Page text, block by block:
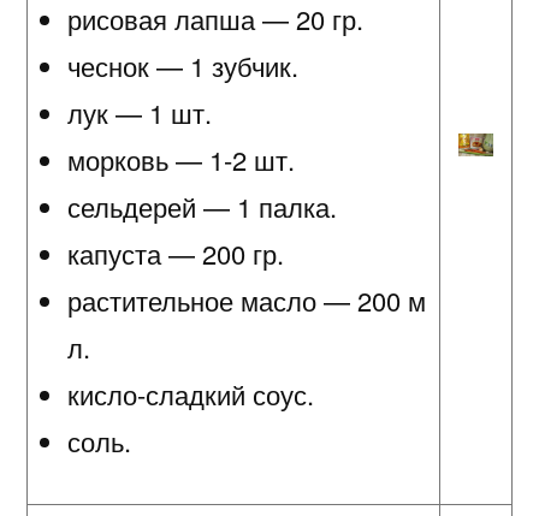
рисовая лапша — 20 гр.
чеснок — 1 зубчик.
лук — 1 шт.
морковь — 1-2 шт.
сельдерей — 1 палка.
капуста — 200 гр.
растительное масло — 200 м
л.
кисло-сладкий соус.
соль.